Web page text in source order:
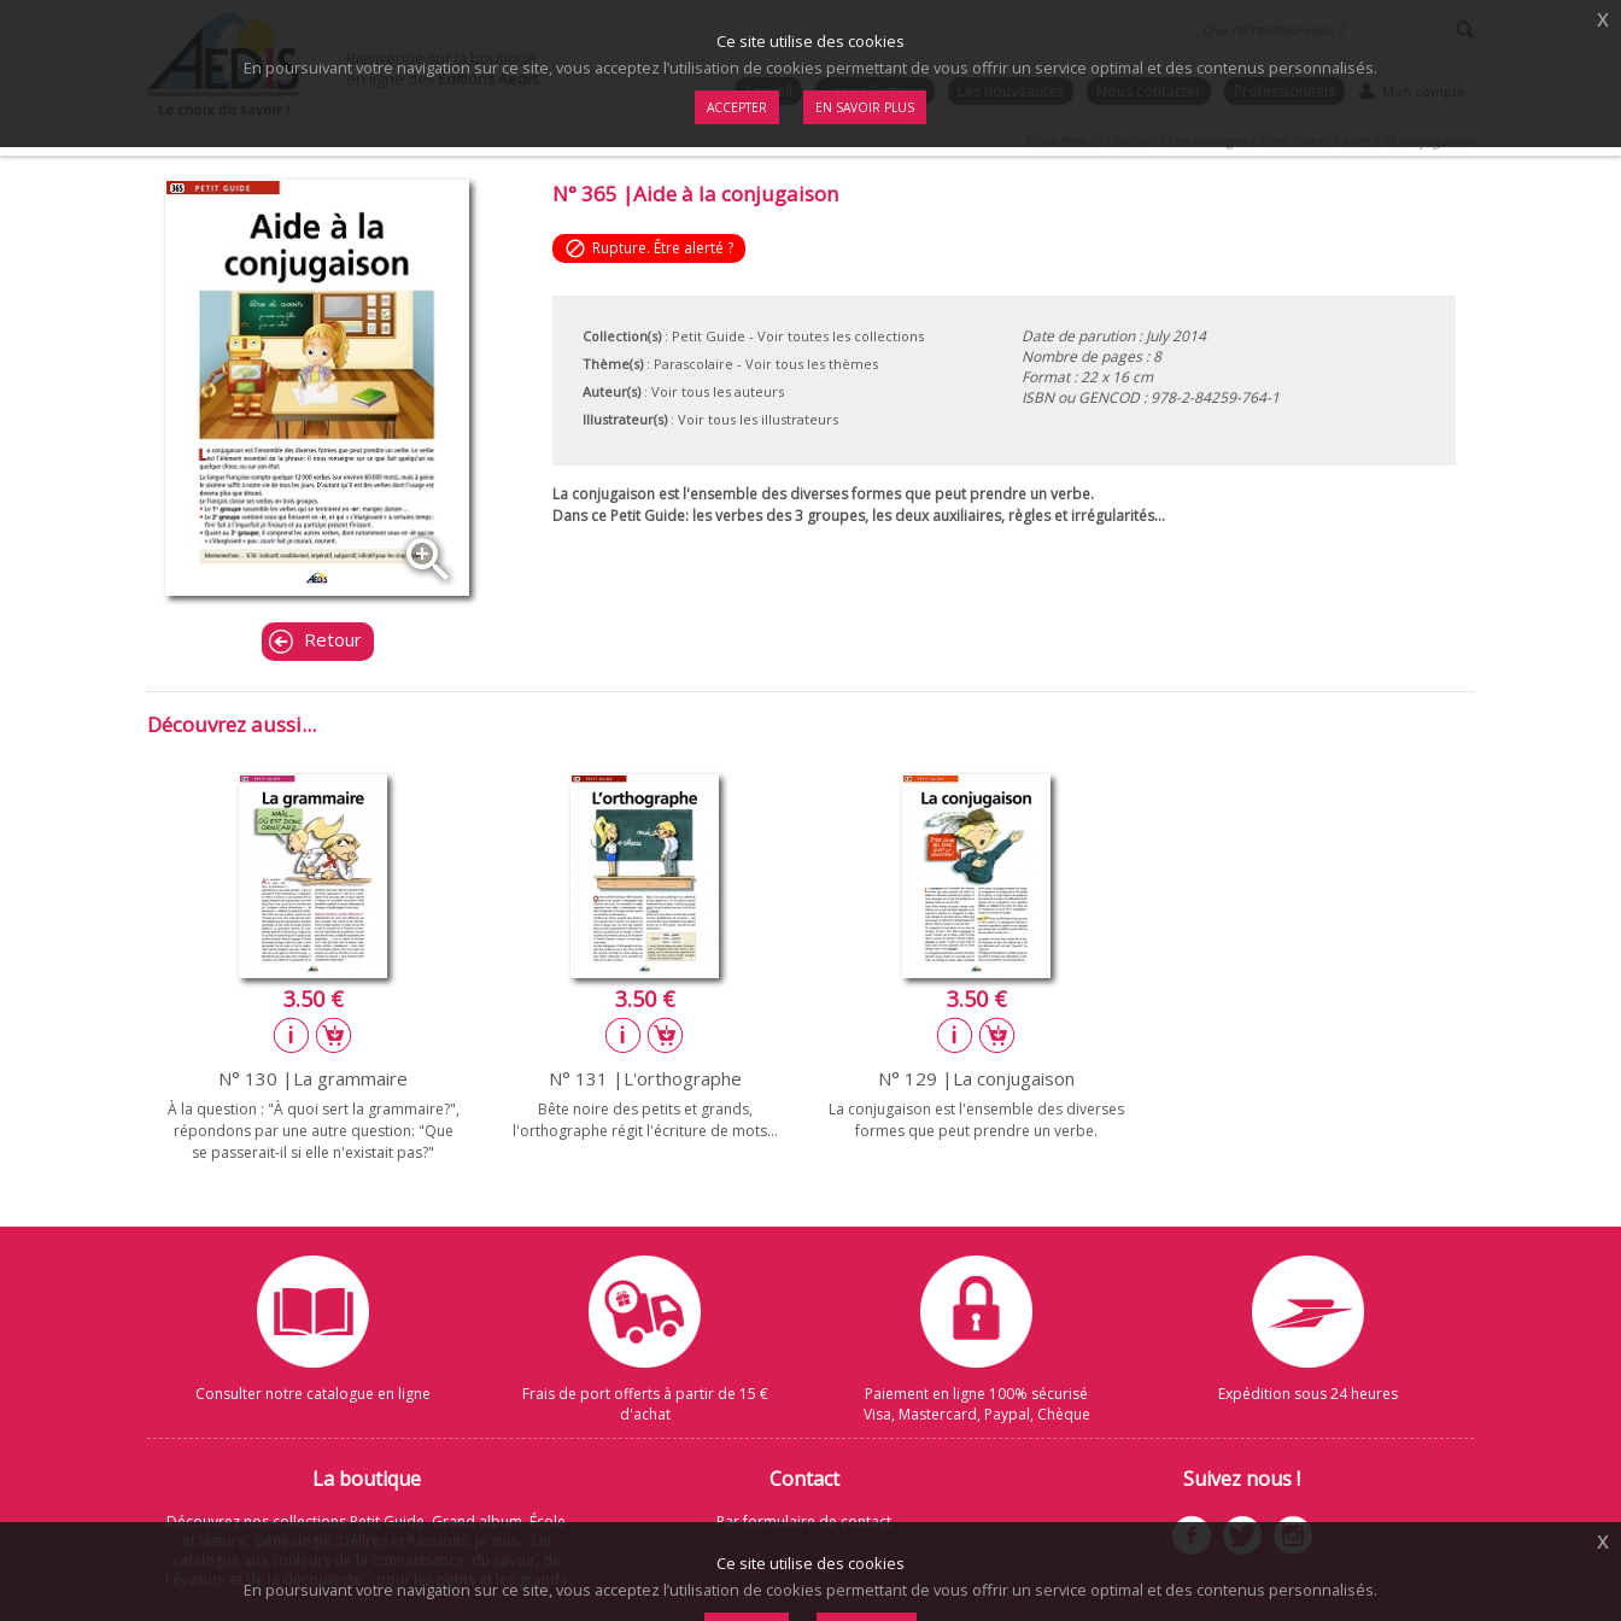
Ce site utilise des cookies
En poursuivant votre navigation sur ce site, vous acceptez l’utilisation de cookies permettant de vous offrir un service optimal et des contenus personnalisés.
x
Bienvenue sur la boutique
en ligne desÉditions Aedis.
Accueil Les collections
zoom_in
Retour
N° 365 |Aide à la conjugaison
block Rupture. Être alerté ?
Collection(s): Petit Guide - Voir toutes les collections
Thème(s): Parascolaire - Voir tous les thèmes
Auteur(s): Voir tous les auteurs
Illustrateur(s): Voir tous les illustrateurs
Date de parution : July 2014
Nombre de pages : 8
Format : 22 x 16 cm
ISBN ou GENCOD :978-2-84259-764-1
La conjugaison est l'ensemble des diverses formes que peut prendre un verbe.
Dans ce Petit Guide: les verbes des 3 groupes, les deux auxiliaires, règles et irrégularités...
Découvrez aussi...
3.50 €
N° 130 |La grammaire
À la question : "À quoi sert la grammaire?",
répondons par une autre question: "Que
se passerait-il si elle n'existait pas?"
3.50 €
N° 131 |L'orthographe
Bête noire des petits et grands,
l'orthographe régit l'écriture de mots...
3.50 €
N° 129 |La conjugaison
La conjugaison est l'ensemble des diverses
formes que peut prendre un verbe.
Consulter notre catalogue en ligne
Frais de port offerts à partir de 15 €
d'achat
Paiement en ligne 100% sécurisé
Visa, Mastercard, Paypal, Chèque
Expédition sous 24 heures
La boutique
Découvrez nos collections Petit Guide, Grand album, École
!
Contact
Par formulaire de contact
Suivez nous !
Ce site utilise des cookies
En poursuivant votre navigation sur ce site, vous acceptez l’utilisation de cookies permettant de vous offrir un service optimal et des contenus personnalisés.
ACCEPTER EN SAVOIR PLUS
x